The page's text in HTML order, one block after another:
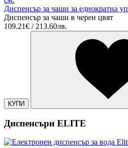
Диспенсър за чаши за еднократна
Диспенсър за чаши в черен цвят
109.21€ / 213.60лв.
КУПИ
Диспенсъри ELITE